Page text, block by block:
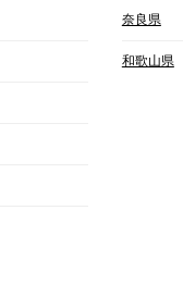
奈良県
和歌山県